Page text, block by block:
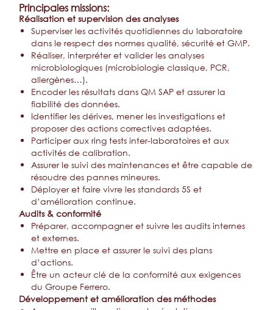
Principales missions:
Réalisation et supervision des analyses
Superviser les activités quotidiennes du laboratoire
dans le respect des normes qualité, sécurité et GMP.
Réaliser, interpréter et valider les analyses
microbiologiques (microbiologie classique, PCR,
allergènes…).
Encoder les résultats dans QM SAP et assurer la
fiabilité des données.
Identifier les dérives, mener les investigations et
proposer des actions correctives adaptées.
Participer aux ring tests inter-laboratoires et aux
activités de calibration.
Assurer le suivi des maintenances et être capable de
résoudre des pannes mineures.
Déployer et faire vivre les standards 5S et
d’amélioration continue.
Audits & conformité
Préparer, accompagner et suivre les audits internes
et externes.
Mettre en place et assurer le suivi des plans
d’actions.
Être un acteur clé de la conformité aux exigences
du Groupe Ferrero.
Développement et amélioration des méthodes